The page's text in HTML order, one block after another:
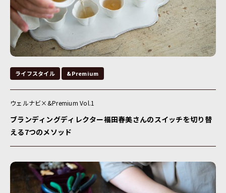
ライフスタイル &Premium
ウェルナビ×&Premium Vol.1
ブランディングディレクター福田春美さんのスイッチを切り替
える7つのメソッド